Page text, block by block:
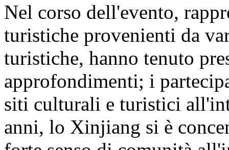
Nel corso dell'evento,
turistiche provenienti da
turistiche, hanno tenuto
approfondimenti; i
siti culturali e turistici
anni, lo Xinjiang si è